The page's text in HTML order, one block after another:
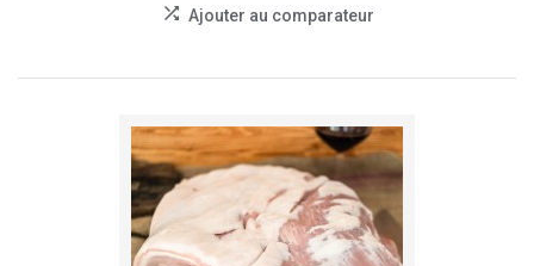
Ajouter au comparateur